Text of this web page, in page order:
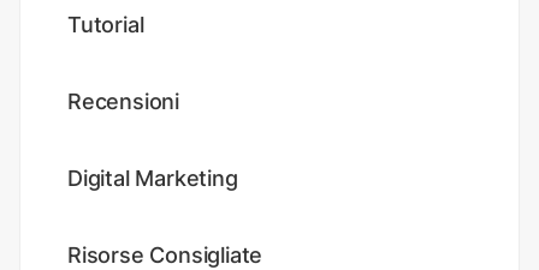
Tutorial
Recensioni
Digital Marketing
Risorse Consigliate